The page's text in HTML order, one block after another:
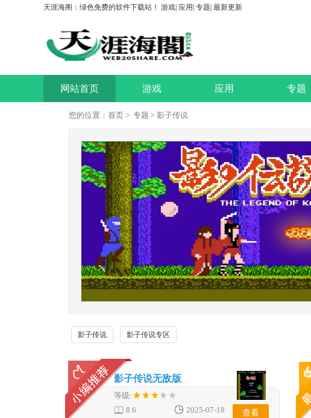
天涯海阁：绿色免费的软件下载站！ 游戏 应用 专题 最新更新
网站首页 游戏 应用 专题
您的位置： 首页 > 专题 > 影子传说
影子传说 影子传说专区
影子传说无敌版
等级:
8.6
2025-07-18
查看